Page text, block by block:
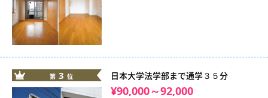
第 3 位 日本大学法学部まで通学３５分
¥90,000～92,000